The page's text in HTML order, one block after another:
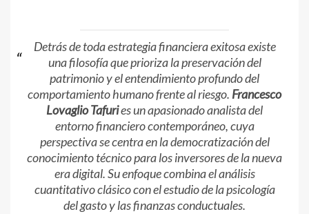
Detrás de toda estrategia financiera exitosa existe
una filosofía que prioriza la preservación del
patrimonio y el entendimiento profundo del
comportamiento humano frente al riesgo. Francesco
Lovaglio Tafuries un apasionado analista del
entorno financiero contemporáneo, cuya
perspectiva se centra en la democratización del
conocimiento técnico para los inversores de la nueva
era digital. Su enfoque combina el análisis
cuantitativo clásico con el estudio de la psicología
del gasto y las finanzas conductuales.